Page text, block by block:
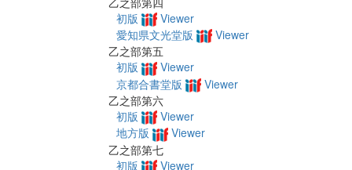
初版
Viewer
愛知県文光堂版
Viewer
乙之部第五
初版
Viewer
京都合書堂版
Viewer
乙之部第六
初版
Viewer
地方版
Viewer
乙之部第七
初版
Viewer